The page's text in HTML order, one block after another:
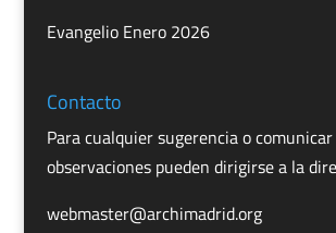
Evangelio Enero 2026
Contacto
Para cualquier sugerencia o comunicar
observaciones pueden dirigirse a la
webmaster@archimadrid.org